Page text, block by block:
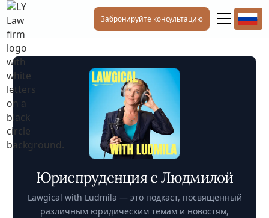
Забронируйте консультацию
Юриспруденция с Людмилой
Lawgical with Ludmila — это подкаст, посвященный
различным юридическим темам и новостям,